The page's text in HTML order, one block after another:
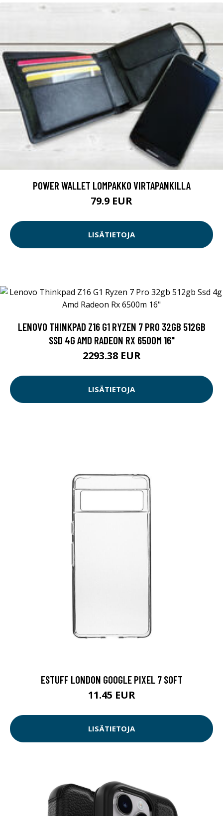
POWER WALLET LOMPAKKO VIRTAPANKILLA
79.9 EUR
LISÄTIETOJA
LENOVO THINKPAD Z16 G1 RYZEN 7 PRO 32GB 512GB
SSD 4G AMD RADEON RX 6500M 16"
2293.38 EUR
LISÄTIETOJA
ESTUFF LONDON GOOGLE PIXEL 7 SOFT
11.45 EUR
LISÄTIETOJA